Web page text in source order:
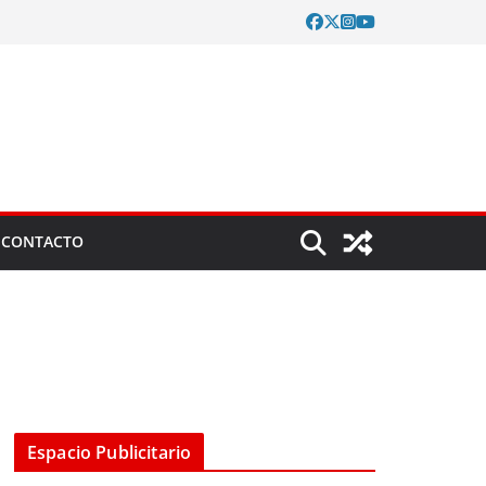
CONTACTO
Espacio Publicitario